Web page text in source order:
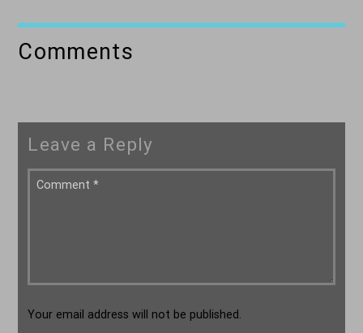
Comments
Leave a Reply
Your email address will not be published.